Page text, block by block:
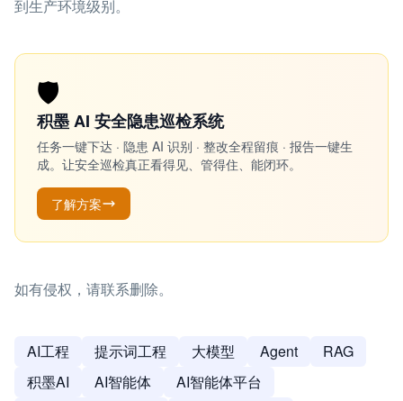
到生产环境级别。
🛡️
积墨 AI 安全隐患巡检系统
任务一键下达 · 隐患 AI 识别 · 整改全程留痕 · 报告一键生
成。让安全巡检真正看得见、管得住、能闭环。
了解方案
如有侵权，请联系删除。
AI工程 提示词工程 大模型 Agent
RAG
积墨AI
AI智能体
AI智能体平台